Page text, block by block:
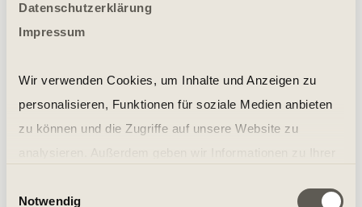
Datenschutzerklärung
Impressum
Wir verwenden Cookies, um Inhalte und Anzeigen zu
personalisieren, Funktionen für soziale Medien anbieten
zu können und die Zugriffe auf unsere Website zu
soziale Medien, Werbung und Analysen weiter. Unsere
Notwendig